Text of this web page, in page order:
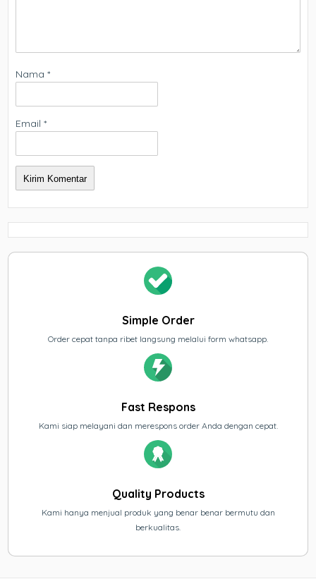
Nama*
Email*
Simple Order
Order cepat tanpa ribet langsung melalui form whatsapp.
Fast Respons
Kami siap melayani dan merespons order Anda dengan cepat.
Quality Products
Kami hanya menjual produk yang benar benar bermutu dan
berkualitas.